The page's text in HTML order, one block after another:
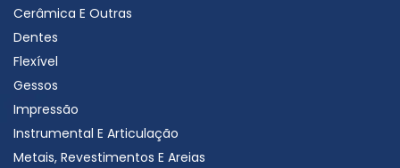
Cerâmica E Outras
Dentes
Flexível
Gessos
Impressão
Instrumental E Articulação
Metais, Revestimentos E Areias